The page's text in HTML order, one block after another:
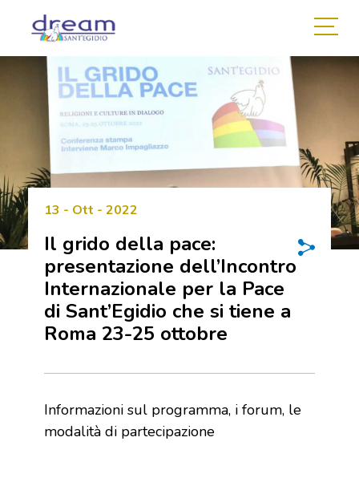
13 - Ott - 2022
Il grido della pace:
presentazione dell’Incontro
Internazionale per la Pace
di Sant’Egidio che si tiene a
Roma 23-25 ottobre
Informazioni sul programma, i forum, le
modalità di partecipazione